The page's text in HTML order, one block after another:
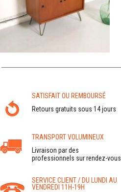
SATISFAIT OU REMBOURSÉ
Retours gratuits sous 14 jours
TRANSPORT VOLUMINEUX
Livraison par des
professionnels sur rendez-vous
SERVICE CLIENT / DU LUNDI AU
VENDREDI 11H-19H